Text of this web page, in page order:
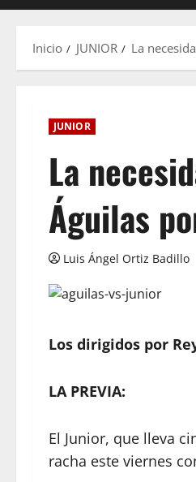
Inicio JUNIOR La
JUNIOR
La
Águilas
Luis Ángel Ortiz Badillo
Los dirigidos por
LA PREVIA:
El Junior, que lleva
racha este viernes